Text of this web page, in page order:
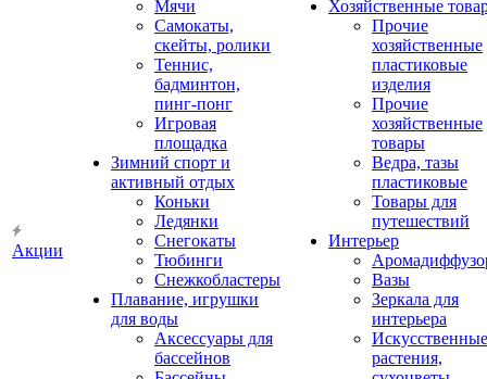
Акции
Мячи
Самокаты,
скейты, ролики
Теннис,
бадминтон,
пинг-понг
Игровая
площадка
Зимний спорт и
активный отдых
Коньки
Ледянки
Снегокаты
Тюбинги
Снежкобластеры
Плавание, игрушки
для воды
Аксессуары для
бассейнов
Хозяйственные
Прочие
хозяйственные
пластиковые
изделия
Прочие
хозяйственные
товары
Ведра, тазы
пластиковые
Товары для
путешествий
Интерьер
Вазы
Зеркала для
интерьера
Искусственные
растения,